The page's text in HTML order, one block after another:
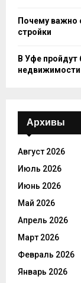
Почему важно
стройки
В Уфе пройдут
Архивы
Август 2026
Июль 2026
Июнь 2026
Май 2026
Апрель 2026
Март 2026
Февраль 2026
Январь 2026